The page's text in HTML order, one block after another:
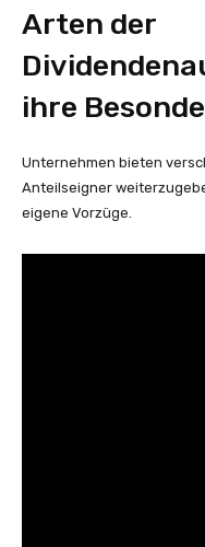
Arten der
ihre
Unternehmen bieten
Anteilseigner
eigene Vorzüge.